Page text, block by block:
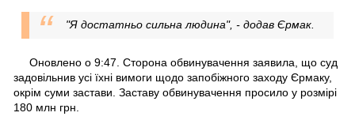
"Я достатньо сильна людина", - додав Єрмак.
Оновлено о 9:47. Сторона обвинувачення заявила, що суд
задовільнив усі їхні вимоги щодо запобіжного заходу Єрмаку,
окрім суми застави. Заставу обвинувачення просило у розмірі
180 млн грн.